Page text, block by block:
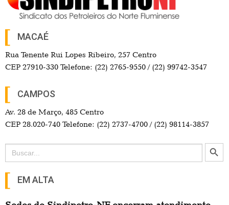
MACAÉ
Rua Tenente Rui Lopes Ribeiro, 257 Centro
CEP 27910-330 Telefone: (22) 2765-9550 / (22) 99742-3547
CAMPOS
Av. 28 de Março, 485 Centro
CEP 28.020-740 Telefone: (22) 2737-4700 / (22) 98114-3857
Search
for:
Search Button
EM ALTA